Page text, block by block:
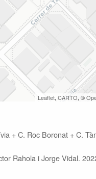
Leaflet, CARTO, ©
+ C. Roc Boronat + C.
Rahola i Jorge Vidal.